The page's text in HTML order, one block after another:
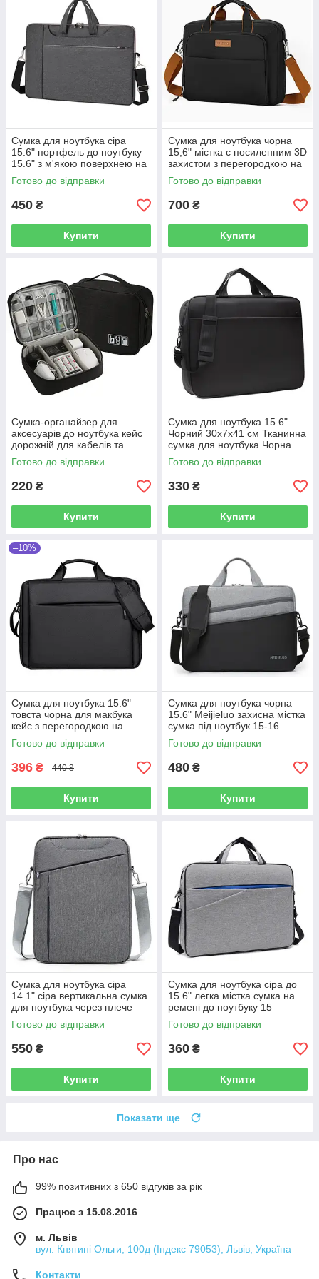
Сумка для ноутбука сіра
15.6" портфель до ноутбуку
15.6" з м'якою поверхнею на
ремені Уцінка!
Готово до відправки
450 ₴
Купити
Сумка для ноутбука чорна
15,6" містка с посиленним 3D
захистом з перегородкою на
липучці, кишенями та
органайзером Уцінка!
Готово до відправки
700 ₴
Купити
Сумка-органайзер для
аксесуарів до ноутбука кейс
дорожній для кабелів та
зарядки універсальний
чорний
Готово до відправки
220 ₴
Купити
Сумка для ноутбука 15.6"
Чорний 30х7х41 см Тканинна
сумка для ноутбука Чорна
сумка для ноутбука для
чоловіків
Готово до відправки
330 ₴
Купити
–10%
Сумка для ноутбука 15.6"
товста чорна для макбука
кейс з перегородкою на
липучці
Готово до відправки
396 ₴ 440 ₴
Купити
Сумка для ноутбука чорна
15.6" Meijieluo захисна містка
сумка під ноутбук 15-16
дюймів Чорно-сіра
Готово до відправки
480 ₴
Купити
Сумка для ноутбука сіра
14.1" сіра вертикальна сумка
для ноутбука через плече
Ділова сумка Сіра
Готово до відправки
550 ₴
Купити
Сумка для ноутбука сіра до
15.6" легка містка сумка на
ремені до ноутбуку 15
дюймів
Готово до відправки
360 ₴
Купити
Показати ще
Про нас
99% позитивних з 650 відгуків за рік
Працює з 15.08.2016
м. Львів
вул. Княгині Ольги, 100д (Індекс 79053), Львів, Україна
Контакти